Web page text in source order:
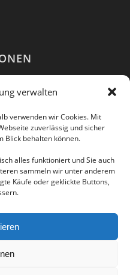
verwalten
verwenden wir Cookies. Mit
zuverlässig und sicher
Blick behalten können.
alles funktioniert und Sie auch
sammeln wir unter anderem
Käufe oder geklickte Buttons,
sozialen